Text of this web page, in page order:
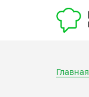
Главная